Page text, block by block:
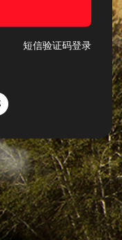
短信验证码登录